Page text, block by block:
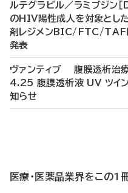
ルテグラビル／ラミブジン
のHIV陽性成人を対象とし
剤レジメンBIC/FTC/TAF
発表
ヴァンティブ 腹膜透析治
4.25 腹膜透析液 UV ツイ
知らせ
医療・医薬品業界をこの1